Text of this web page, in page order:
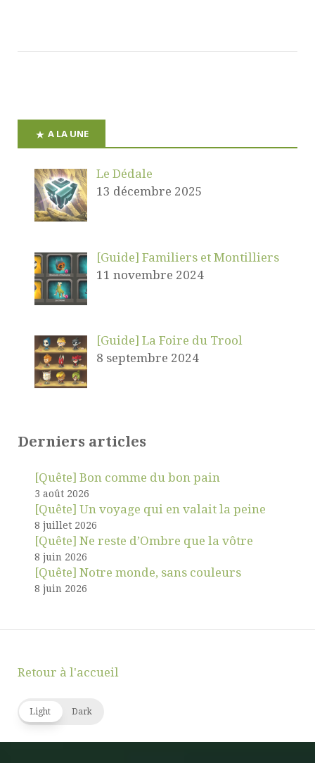
A LA UNE
Le Dédale
13 décembre 2025
[Guide] Familiers et Montilliers
11 novembre 2024
[Guide] La Foire du Trool
8 septembre 2024
Derniers articles
[Quête] Bon comme du bon pain
3 août 2026
[Quête] Un voyage qui en valait la peine
8 juillet 2026
[Quête] Ne reste d’Ombre que la vôtre
8 juin 2026
[Quête] Notre monde, sans couleurs
8 juin 2026
Retour à l'accueil
Light Dark